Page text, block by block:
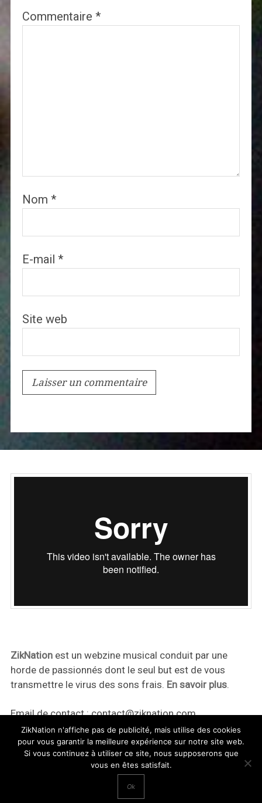
Commentaire *
Nom *
E-mail *
Site web
ZikNationest un webzine musical conduit par une
horde de passionnés dont le seul but est de vous
transmettre le virus des sons frais. En savoir plus.
Email de contact :contact@ziknation.com
ZikNation n'affiche pas de publicité, mais utilise des cookies
pour vous garantir la meilleure expérience sur notre site web.
Si vous continuez à utiliser ce site, nous supposerons que
vous en êtes satisfait.
Ok